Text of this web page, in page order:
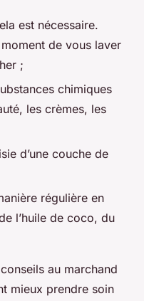
est nécessaire.
de vous laver
;
chimiques
les crèmes, les
d’une couche de
régulière en
l’huile de coco, du
au marchand
mieux prendre soin